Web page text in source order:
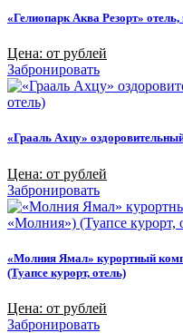
«Гелиопарк Аква Резорт» отель,
Цена: от рублей
Забронировать
«Грааль Ахцу»
Цена: от рублей
Забронировать
«Молния Ямал» курортный
(Туапсе курорт, отель)
Цена: от рублей
Забронировать